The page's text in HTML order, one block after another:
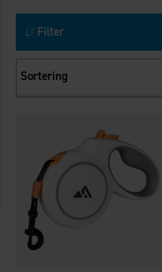
Filter
Sortering